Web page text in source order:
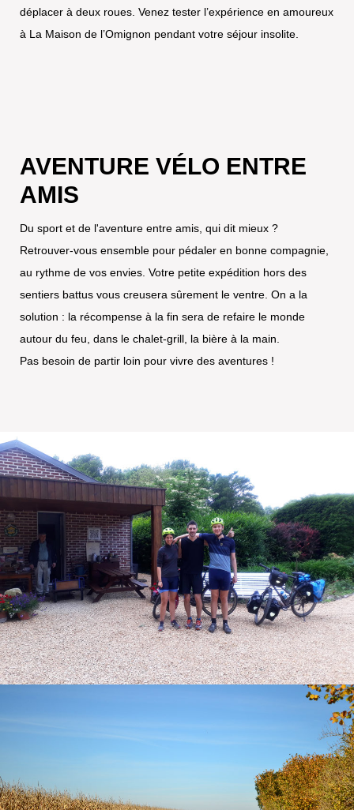
déplacer à deux roues. Venez tester l’expérience en amoureux
à La Maison de l’Omignon pendant votre séjour insolite.
AVENTURE VÉLO ENTRE
AMIS
Du sport et de l'aventure entre amis, qui dit mieux ?
Retrouver-vous ensemble pour pédaler en bonne compagnie,
au rythme de vos envies. Votre petite expédition hors des
sentiers battus vous creusera sûrement le ventre. On a la
solution : la récompense à la fin sera de refaire le monde
autour du feu, dans le chalet-grill, la bière à la main.
Pas besoin de partir loin pour vivre des aventures !